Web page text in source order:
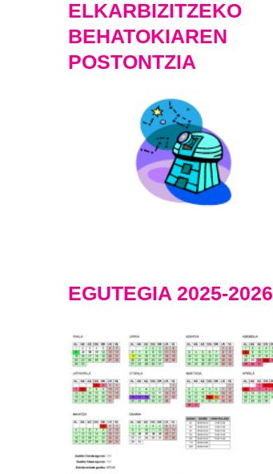
ELKARBIZITZEKO
BEHATOKIAREN
POSTONTZIA
EGUTEGIA 2025-2026